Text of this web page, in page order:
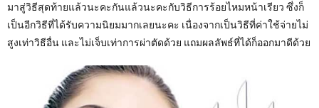
มาสู่วิธีสุดท้ายแล้วนะคะกันแล้วนะคะกับวิธีการร้อยไหมหน้าเรียว ซึ่งก็
เป็นอีกวิธีที่ได้รับความนิยมมากเลยนะคะ เนื่องจากเป็นวิธีที่ค่าใช้จ่ายไม่
สูงเท่าวิธีอื่น และไม่เจ็บเท่าการผ่าตัดด้วย แถมผลลัพธ์ที่ได้ก็ออกมาดีด้วย